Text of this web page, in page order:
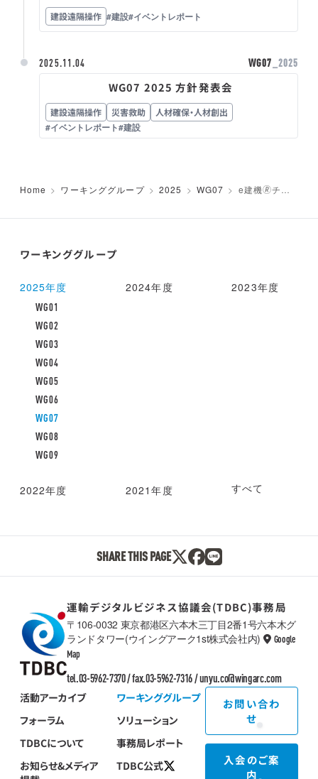
建設遠隔操作 #建設#イベントレポート
2025.11.04 WG07 _2025
WG07 2025 方針発表会
建設遠隔操作 災害救助 人材確保・人材創出
#イベントレポート#建設
Home ワーキンググループ 2025 WG07
e建機🄬チャ
の建設現場」
ワーキンググループ
2025年度
WG01
WG02
WG03
WG04
WG05
WG06
WG07
WG08
WG09
2024年度 2023年度
2022年度 2021年度 すべて
SHARE THIS PAGE
TDBC
運輸デジタルビジネス協議会(TDBC)事務局
〒106-0032 東京都港区六本木三丁目2番1号六本木グ
ランドタワー(ウイングアーク1st株式会社内)
Google
Map
tel.03-5962-7370 / fax.03-5962-7316 /unyu.co@wingarc.com
活動アーカイブ
ワーキンググループ
フォーラム
ソリューション
TDBCについて
事務局レポート
お知らせ&メディア
TDBC公式
お問い合わ
せ
入会のご案
内